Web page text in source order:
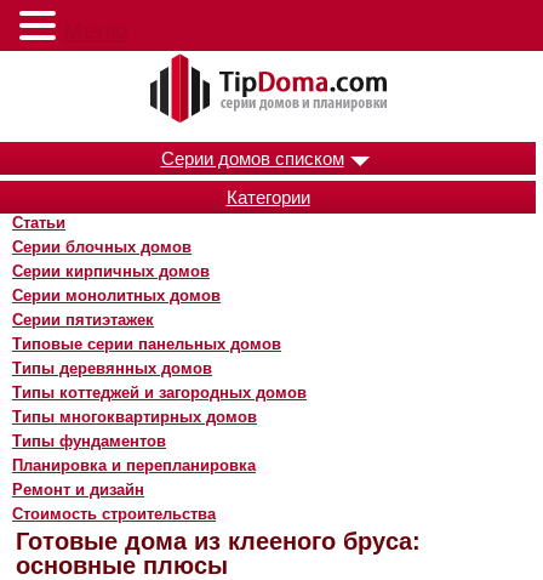
Серии домов списком
Категории
Статьи
Серии блочных домов
Серии кирпичных домов
Серии монолитных домов
Серии пятиэтажек
Типовые серии панельных домов
Типы деревянных домов
Типы коттеджей и загородных домов
Типы многоквартирных домов
Типы фундаментов
Планировка и перепланировка
Ремонт и дизайн
Стоимость строительства
Готовые дома из клееного бруса:
основные плюсы